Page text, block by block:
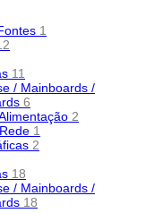
1
11
/ Mainboards /
6
2
1
2
18
/ Mainboards /
18